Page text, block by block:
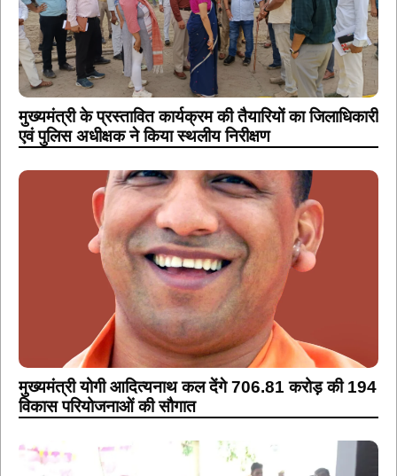
मुख्यमंत्री के प्रस्तावित कार्यक्रम की तैयारियों का जिलाधिकारी
एवं पुलिस अधीक्षक ने किया स्थलीय निरीक्षण
मुख्यमंत्री योगी आदित्यनाथ कल देंगे 706.81 करोड़ की 194
विकास परियोजनाओं की सौगात